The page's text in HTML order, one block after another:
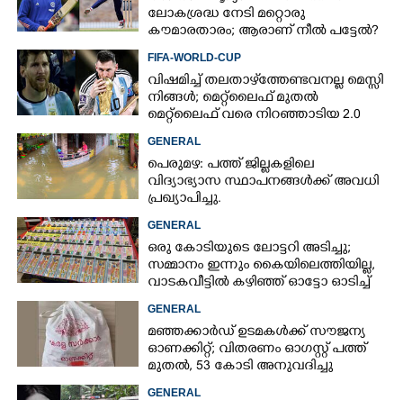
ലോകശ്രദ്ധ നേടി മറ്റൊരു
കൗമാരതാരം; ആരാണ് നീൽ പട്ടേൽ?
FIFA-WORLD-CUP
വിഷമിച്ച് തലതാഴ്‌ത്തേണ്ടവനല്ല മെസ്സി
നിങ്ങള്‍; മെറ്റ്‌ലൈഫ് മുതല്‍
മെറ്റ്‌ലൈഫ് വരെ നിറഞ്ഞാടിയ 2.0
GENERAL
പെരുമഴ: പത്ത് ജില്ലകളിലെ
വിദ്യാഭ്യാസ സ്ഥാപനങ്ങൾക്ക് അവധി
പ്രഖ്യാപിച്ചു.
GENERAL
ഒരു കോടിയുടെ ലോട്ടറി അടിച്ചു;
സമ്മാനം ഇന്നും കൈയിലെത്തിയില്ല,
വാടകവീട്ടിൽ കഴിഞ്ഞ് ഓട്ടോ ഓടിച്ച്
GENERAL
മഞ്ഞക്കാർഡ് ഉടമകൾക്ക് സൗജന്യ
ഓണക്കിറ്റ്; വിതരണം ഓഗസ്റ്റ് പത്ത്
മുതൽ, 53 കോടി അനുവദിച്ചു
GENERAL